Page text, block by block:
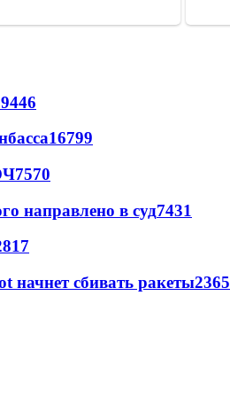
16799
7570
направлено в суд7431
начнет сбивать ракеты2365